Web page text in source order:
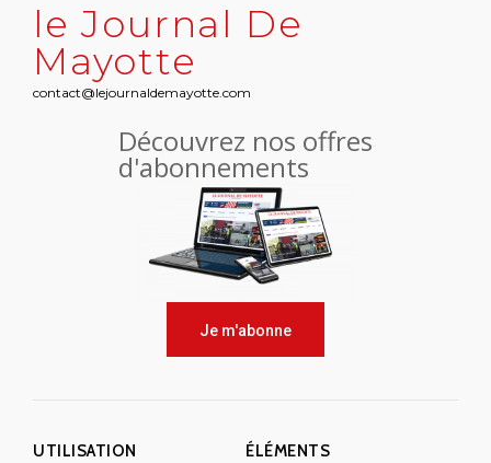
le Journal De
Mayotte
contact@lejournaldemayotte.com
Découvrez nos offres
d'abonnements
Je m'abonne
UTILISATION ÉLÉMENTS